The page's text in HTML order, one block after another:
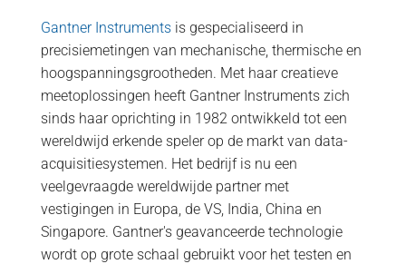
Gantner Instrumentsis gespecialiseerd in
precisiemetingen van mechanische, thermische en
hoogspanningsgrootheden. Met haar creatieve
meetoplossingen heeft Gantner Instruments zich
sinds haar oprichting in 1982 ontwikkeld tot een
wereldwijd erkende speler op de markt van data-
acquisitiesystemen. Het bedrijf is nu een
veelgevraagde wereldwijde partner met
vestigingen in Europa, de VS, India, China en
Singapore. Gantner's geavanceerde technologie
wordt op grote schaal gebruikt voor het testen en